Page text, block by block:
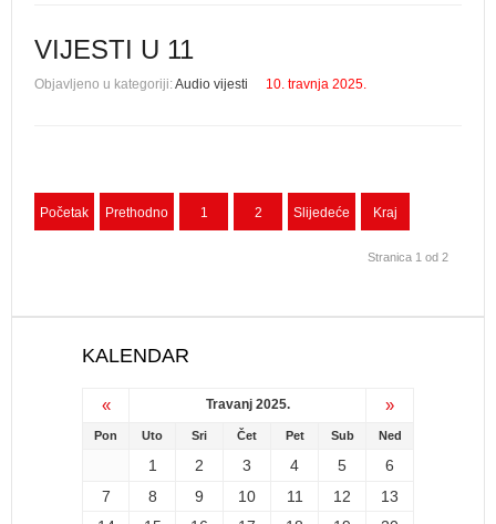
VIJESTI U 11
Objavljeno u kategoriji:Audio vijesti 10. travnja 2025.
Početak Prethodno 1 2 Slijedeće Kraj
Stranica 1 od 2
KALENDAR
« Travanj 2025. »
Pon Uto Sri Čet Pet Sub Ned
1 2 3 4 5
6
7
8 9 10 11 12
13